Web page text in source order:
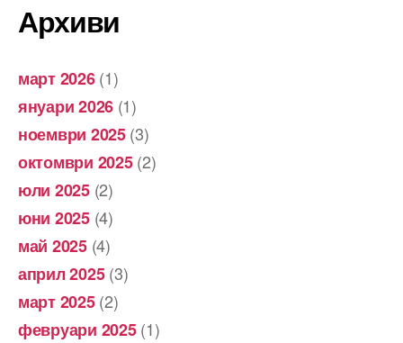
Архиви
март 2026(1)
януари 2026 (1)
ноември 2025(3)
октомври 2025(2)
юли 2025(2)
юни 2025(4)
май 2025(4)
април 2025(3)
март 2025(2)
февруари 2025(1)